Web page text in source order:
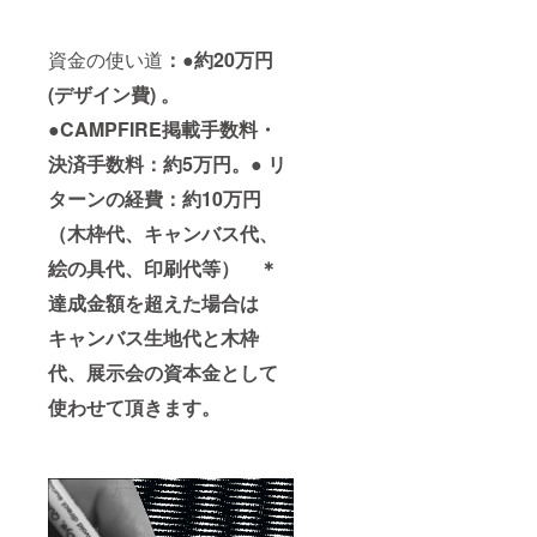
資金の使い道 ：●約20万円
(デザイン費) 。
●CAMPFIRE掲載手数料・
決済手数料：約5万円。● リ
ターンの経費：約10万円
（木枠代、キャンバス代、
絵の具代、印刷代等） ＊
達成金額を超えた場合は
キャンバス生地代と木枠
代、展示会の資本金として
使わせて頂きます。